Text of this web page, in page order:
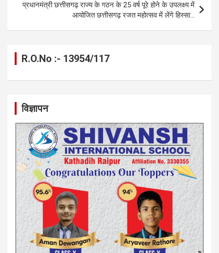
प्रधानमंत्री छत्तीसगढ़ राज्य के गठन के 25 वर्ष पूरे होने के उपलक्ष्य में
आयोजित छत्तीसगढ़ रजत महोत्सव में लेंगे हिस्सा…
R.O.No :- 13954/117
विज्ञापन